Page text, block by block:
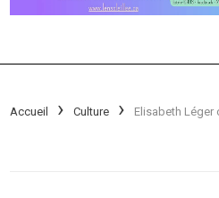
Accueil Culture Elisabeth